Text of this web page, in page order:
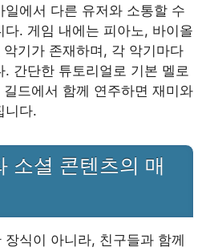
일에서 다른 유저와 소통할 수
다. 게임 내에는 피아노, 바이올
기가 존재하며, 각 악기마다
. 간단한 튜토리얼로 기본 멜로
드에서 함께 연주하면 재미와
니다.
소셜 콘텐츠의 매
식이 아니라, 친구들과 함께